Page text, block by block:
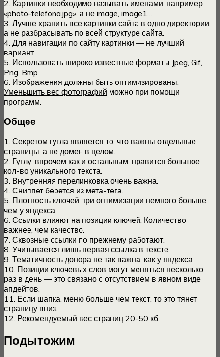
2. Картинки необходимо называть именами, например
«photo-telefona.jpg», а не image, image1…
3. Лучше хранить все картинки сайта в одно директории,
а не разбрасывать по всей структуре сайта.
4. Для навигации по сайту картинки — не лучший
вариант.
5. Использовать широко известные форматы Jpeg, Gif,
Png, Bmp
6. Изображения должны быть оптимизированы.
Уменьшить вес фотографий можно при помощи
программ.
Общее
1. Секретом гугла является то, что важны отдельные
страницы, а не домен в целом.
2. Гуглу, впрочем как и остальным, нравится большое
кол-во уникального текста.
3. Внутренняя перелинковка очень важна.
4. Сниппет берется из мета-тега.
5. Плотность ключей при оптимизации немного больше,
чем у яндекса
6. Ссылки влияют на позиции ключей. Количество
важнее, чем качество.
7. Сквозные ссылки по прежнему работают.
8. Учитывается лишь первая ссылка в тексте.
9. Тематичность донора не так важна, как у яндекса.
10. Позиции ключевых слов могут меняться несколько
раз в день — это связано с отсутствием в явном виде
апдейтов.
11. Если шапка, меню больше чем текст, то это тянет
страницу вниз.
12. Рекомендуемый вес страниц 20-50 кб.
Подытожим